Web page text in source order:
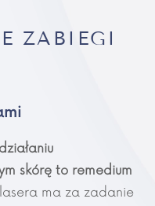
ZABIEGI
skórę to remedium
ma za zadanie